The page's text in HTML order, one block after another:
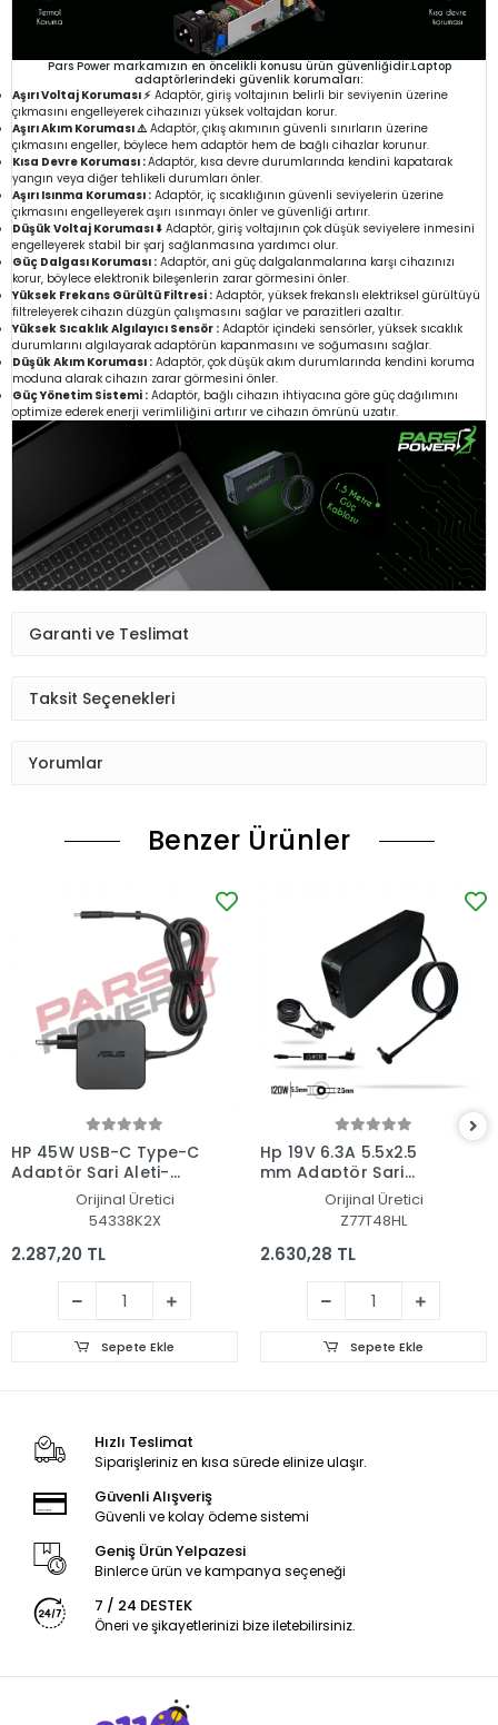
Pars Power markamızın en öncelikli konusu ürün güvenliğidir.Laptop
adaptörlerindeki güvenlik korumaları:
Aşırı Voltaj Koruması ⚡ Adaptör, giriş voltajının belirli bir seviyenin üzerine
çıkmasını engelleyerek cihazınızı yüksek voltajdan korur.
Aşırı Akım Koruması ⚠️Adaptör, çıkış akımının güvenli sınırların üzerine
çıkmasını engeller, böylece hem adaptör hem de bağlı cihazlar korunur.
Kısa Devre Koruması :Adaptör, kısa devre durumlarında kendini kapatarak
yangın veya diğer tehlikeli durumları önler.
Aşırı Isınma Koruması : Adaptör, iç sıcaklığının güvenli seviyelerin üzerine
çıkmasını engelleyerek aşırı ısınmayı önler ve güvenliği artırır.
Düşük Voltaj Koruması ⬇️ Adaptör, giriş voltajının çok düşük seviyelere inmesini
engelleyerek stabil bir şarj sağlanmasına yardımcı olur.
Güç Dalgası Koruması : Adaptör, ani güç dalgalanmalarına karşı cihazınızı
korur, böylece elektronik bileşenlerin zarar görmesini önler.
Yüksek Frekans Gürültü Filtresi : Adaptör, yüksek frekanslı elektriksel gürültüyü
filtreleyerek cihazın düzgün çalışmasını sağlar ve parazitleri azaltır.
Yüksek Sıcaklık Algılayıcı Sensör : Adaptör içindeki sensörler, yüksek sıcaklık
durumlarını algılayarak adaptörün kapanmasını ve soğumasını sağlar.
Düşük Akım Koruması : Adaptör, çok düşük akım durumlarında kendini koruma
moduna alarak cihazın zarar görmesini önler.
Güç Yönetim Sistemi : Adaptör, bağlı cihazın ihtiyacına göre güç dağılımını
optimize ederek enerji verimliliğini artırır ve cihazın ömrünü uzatır.
Garanti ve Teslimat
Taksit Seçenekleri
Yorumlar
Benzer Ürünler
HP 45W USB-C Type-C
Adaptör Şarj Aleti-
Orijinal Üretici
54338K2X
2.287,20 TL
Sepete Ekle
Hp 19V 6.3A 5.5x2.5
mm Adaptör Şarj
Aleti-CihazıOrijinal Üretici
Z77T48HL
2.630,28 TL
Sepete Ekle
Hızlı Teslimat
Siparişleriniz en kısa sürede elinize ulaşır.
Güvenli Alışveriş
Güvenli ve kolay ödeme sistemi
Geniş Ürün Yelpazesi
Binlerce ürün ve kampanya seçeneği
7 / 24 DESTEK
Öneri ve şikayetlerinizi bize iletebilirsiniz.